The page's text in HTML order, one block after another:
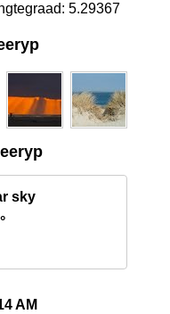
5.29367
sky
AM